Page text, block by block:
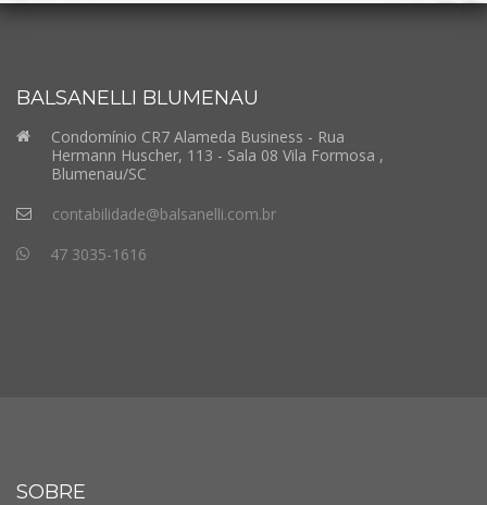
BALSANELLI BLUMENAU
Condomínio CR7 Alameda Business - Rua
Hermann Huscher, 113 - Sala 08 Vila Formosa ,
Blumenau/SC
contabilidade@balsanelli.com.br
47 3035-1616
SOBRE